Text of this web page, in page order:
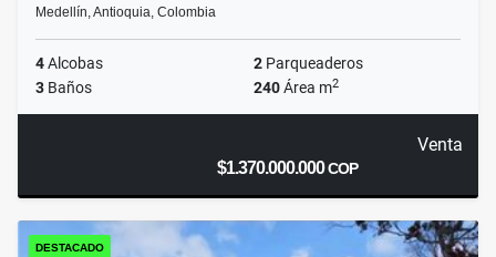
Medellín, Antioquia, Colombia
4Alcobas 2 Parqueaderos
3 Baños 240Área m2
Venta
$1.370.000.000COP
DESTACADO